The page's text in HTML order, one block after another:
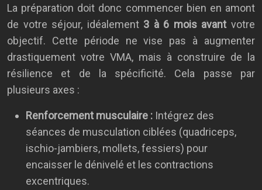
La préparation doit donc commencer bien en amont
de votre séjour, idéalement 3 à 6 mois avantvotre
objectif. Cette période ne vise pas à augmenter
drastiquement votre VMA, mais à construire de la
résilience et de la spécificité. Cela passe par
plusieurs axes :
Renforcement musculaire : Intégrez des
séances de musculation ciblées (quadriceps,
ischio-jambiers, mollets, fessiers) pour
encaisser le dénivelé et les contractions
excentriques.